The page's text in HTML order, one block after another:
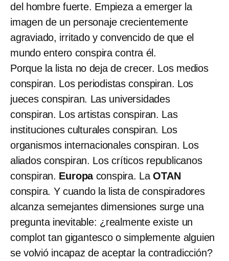
del hombre fuerte. Empieza a emerger la
imagen de un personaje crecientemente
agraviado, irritado y convencido de que el
mundo entero conspira contra él.
Porque la lista no deja de crecer. Los medios
conspiran. Los periodistas conspiran. Los
jueces conspiran. Las universidades
conspiran. Los artistas conspiran. Las
instituciones culturales conspiran. Los
organismos internacionales conspiran. Los
aliados conspiran. Los críticos republicanos
conspiran. Europa conspira. LaOTAN
conspira. Y cuando la lista de conspiradores
alcanza semejantes dimensiones surge una
pregunta inevitable: ¿realmente existe un
complot tan gigantesco o simplemente alguien
se volvió incapaz de aceptar la contradicción?